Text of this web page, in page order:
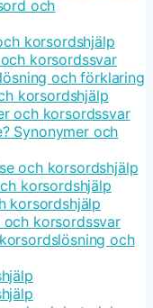
och
korsordshjälp
korsordssvar
och förklaring
korsordshjälp
och korsordssvar
Synonymer och
och korsordshjälp
korsordshjälp
korsordshjälp
korsordssvar
och